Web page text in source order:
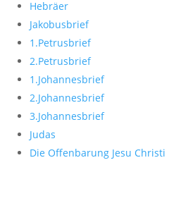
Hebräer
Jakobusbrief
1.Petrusbrief
2.Petrusbrief
1.Johannesbrief
2.Johannesbrief
3.Johannesbrief
Judas
Die Offenbarung Jesu Christi